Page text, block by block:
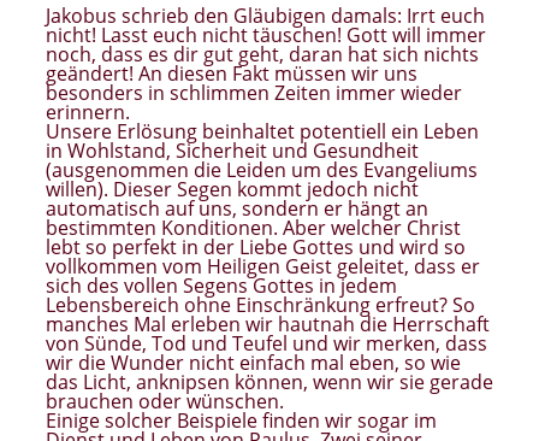
Jakobus schrieb den Gläubigen damals: Irrt euch
nicht! Lasst euch nicht täuschen! Gott will immer
noch, dass es dir gut geht, daran hat sich nichts
geändert! An diesen Fakt müssen wir uns
besonders in schlimmen Zeiten immer wieder
erinnern.
Unsere Erlösung beinhaltet potentiell ein Leben
in Wohlstand, Sicherheit und Gesundheit
(ausgenommen die Leiden um des Evangeliums
willen). Dieser Segen kommt jedoch nicht
automatisch auf uns, sondern er hängt an
bestimmten Konditionen. Aber welcher Christ
lebt so perfekt in der Liebe Gottes und wird so
vollkommen vom Heiligen Geist geleitet, dass er
sich des vollen Segens Gottes in jedem
Lebensbereich ohne Einschränkung erfreut? So
manches Mal erleben wir hautnah die Herrschaft
von Sünde, Tod und Teufel und wir merken, dass
wir die Wunder nicht einfach mal eben, so wie
das Licht, anknipsen können, wenn wir sie gerade
brauchen oder wünschen.
Einige solcher Beispiele finden wir sogar im